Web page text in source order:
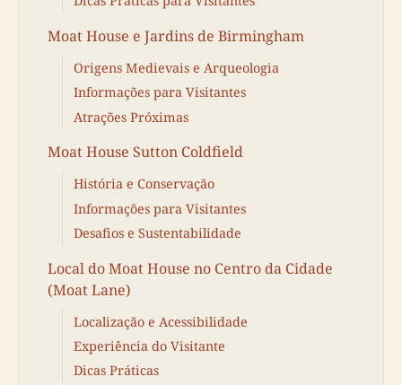
Moat House e Jardins de Birmingham
Origens Medievais e Arqueologia
Informações para Visitantes
Atrações Próximas
Moat House Sutton Coldfield
História e Conservação
Informações para Visitantes
Desafios e Sustentabilidade
Local do Moat House no Centro da Cidade
(Moat Lane)
Localização e Acessibilidade
Experiência do Visitante
Dicas Práticas